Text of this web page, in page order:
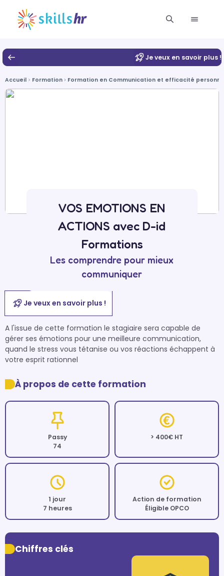
Je veux en savoir plus !
Accueil Formation Formation en Communication et efficacité
VOS EMOTIONS EN
ACTIONS avec D-id
Formations
Les comprendre pour mieux
communiquer
Je veux en savoir plus !
A l'issue de cette formation le stagiaire sera capable de
gérer ses émotions pour une meilleure communication,
quand le stress vous tétanise ou vos réactions échappent à
À propos de cette formation
Passy
74
> 400€ HT
1 jour
7 heures
Action de formation
Éligible OPCO
Chiffres clés